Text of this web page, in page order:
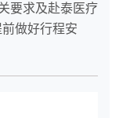
要求及赴泰医疗
做好行程安